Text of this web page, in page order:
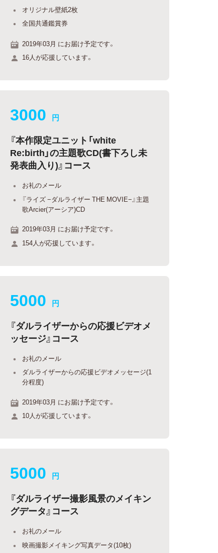
オリジナル壁紙2枚
全国共通鑑賞券
2019年03月 にお届け予定です。
16人が応援しています。
3000 円
『本作限定ユニット「white
Re:birth」の主題歌CD(書下ろし未
発表曲入り)』コース
お礼のメール
『ライズ −ダルライザー THE MOVIE−』主題
歌Arcier(アーシア)CD
2019年03月 にお届け予定です。
154人が応援しています。
5000 円
『ダルライザーからの応援ビデオメ
ッセージ』コース
お礼のメール
ダルライザーからの応援ビデオメッセージ(1
分程度)
2019年03月 にお届け予定です。
10人が応援しています。
5000 円
『ダルライザー撮影風景のメイキン
グデータ』コース
お礼のメール
映画撮影メイキング写真データ(10枚)